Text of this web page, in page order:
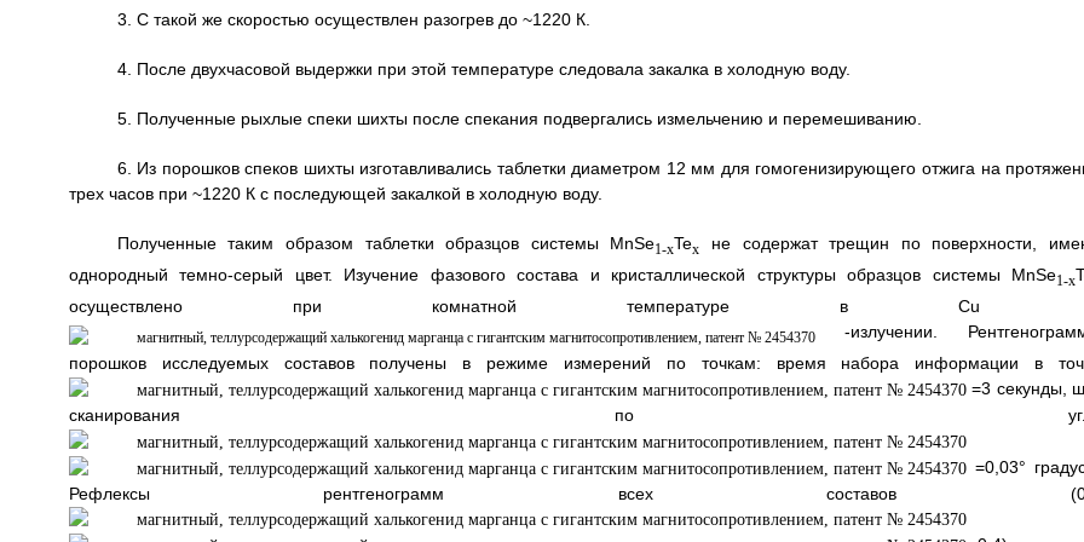
3. С такой же скоростью осуществлен разогрев до ~1220 К.
4. После двухчасовой выдержки при этой температуре следовала закалка в холодную воду.
5. Полученные рыхлые спеки шихты после спекания подвергались измельчению и перемешиванию.
6. Из порошков спеков шихты изготавливались таблетки диаметром 12 мм для гомогенизирующего отжига на
трех часов при ~1220 К с последующей закалкой в холодную воду.
Полученные таким образом таблетки образцов системы MnSe1-xTex
не содержат трещин по поверхности,
однородный темно-серый цвет. Изучение фазового состава и кристаллической структуры образцов системы MnSe1-x
осуществлено при комнатной температуре в Cu
-излучении.
порошков исследуемых составов получены в режиме измерений по точкам: время набора информации в
=3 секунды,
сканирования по
=0,03°
Рефлексы рентгенограмм всех составов